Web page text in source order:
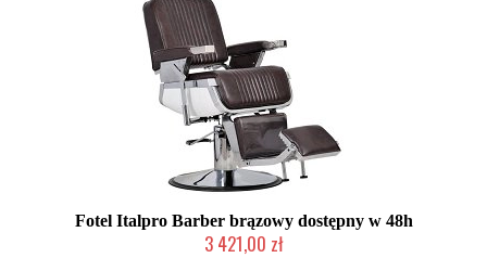
Fotel Italpro Barber brązowy dostępny w 48h
3 421,00 zł